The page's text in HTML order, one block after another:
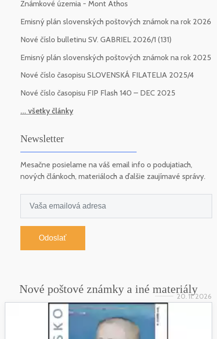
Známkové územia - Mont Athos
Emisný plán slovenských poštových známok na rok 2026
Nové číslo bulletinu SV. GABRIEL 2026/1 (131)
Emisný plán slovenských poštových známok na rok 2025
Nové číslo časopisu SLOVENSKÁ FILATELIA 2025/4
Nové číslo časopisu FIP Flash 140 – DEC 2025
... všetky články
Newsletter
Mesačne posielame na váš email info o podujatiach,
nových článkoch, materiáloch a ďalšie zaujímavé správy.
Odoslať
Nové poštové známky a iné materiály
20. 11. 2026